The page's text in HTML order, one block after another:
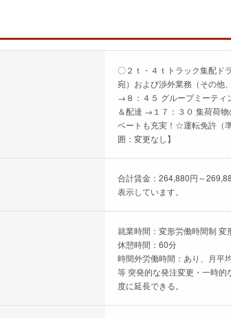
〇２ｔ・４ｔトラック集配ド
宛）および渉外業務（その他
→８：４５ グループミーテ
＆配達 →１７：３０ 集荷荷
ベートも充実！☆運転免許（
囲：変更なし】
合計賃金：264,880円～
表示しています。
就業時間：変形労働時間制
休憩時間：60分
時間外労働時間：あり、月平
等 突発的な発注変更・一時
度に延長できる。